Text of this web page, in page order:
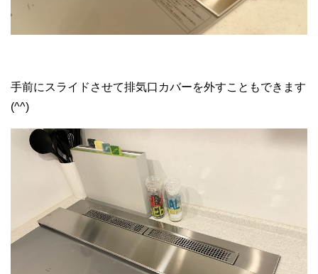
手前にスライドさせて排気口カバーを外すこともできます
(^^)